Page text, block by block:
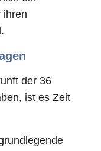
ihren
der 36
ist es Zeit